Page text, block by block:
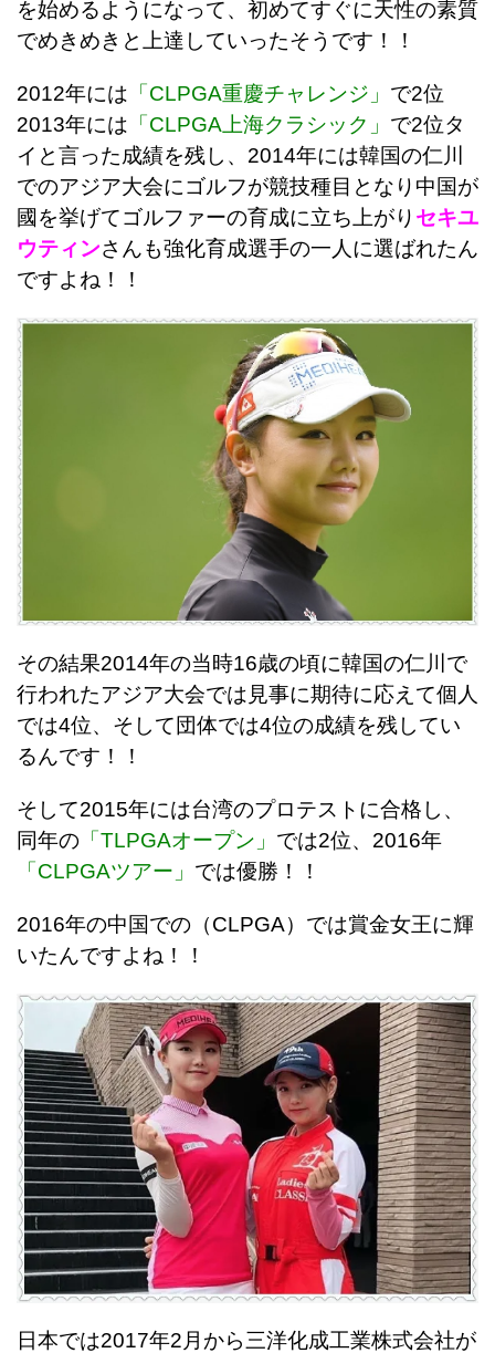
を始めるようになって、初めてすぐに天性の素質
でめきめきと上達していったそうです！！
2012年には 「CLPGA重慶チャレンジ」 で2位
2013年には 「CLPGA上海クラシック」 で2位タ
イと言った成績を残し、2014年には韓国の仁川
でのアジア大会にゴルフが競技種目となり中国が
國を挙げてゴルファーの育成に立ち上がり セキユ
ウティンさんも強化育成選手の一人に選ばれたん
ですよね！！
その結果2014年の当時16歳の頃に韓国の仁川で
行われたアジア大会では見事に期待に応えて個人
では4位、そして団体では4位の成績を残してい
るんです！！
そして2015年には台湾のプロテストに合格し、
同年の 「TLPGAオープン」 では2位、2016年
「CLPGAツアー」 では優勝！！
2016年の中国での（CLPGA）では賞金女王に輝
いたんですよね！！
日本では2017年2月から三洋化成工業株式会社が